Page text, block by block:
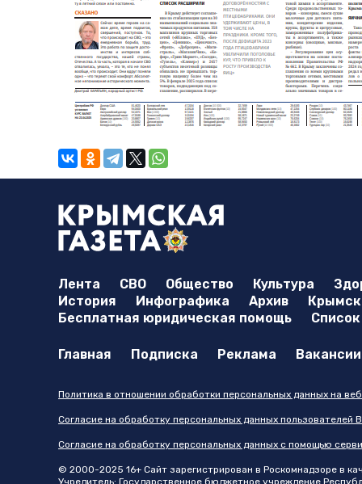
Лента СВО Общество Культура
История
Инфографика Архив
Бесплатная юридическая помощь
Главная Подписка Реклама Вакансии
Политика в отношении обработки персональных данных на
Согласие на обработку персональных данных пользователей
Согласие на обработку персональных данных с помощью
© 2000-2025 16+ Сайт зарегистрирован в Роскомнадзоре в
Учредитель: Государственное бюджетное учреждение